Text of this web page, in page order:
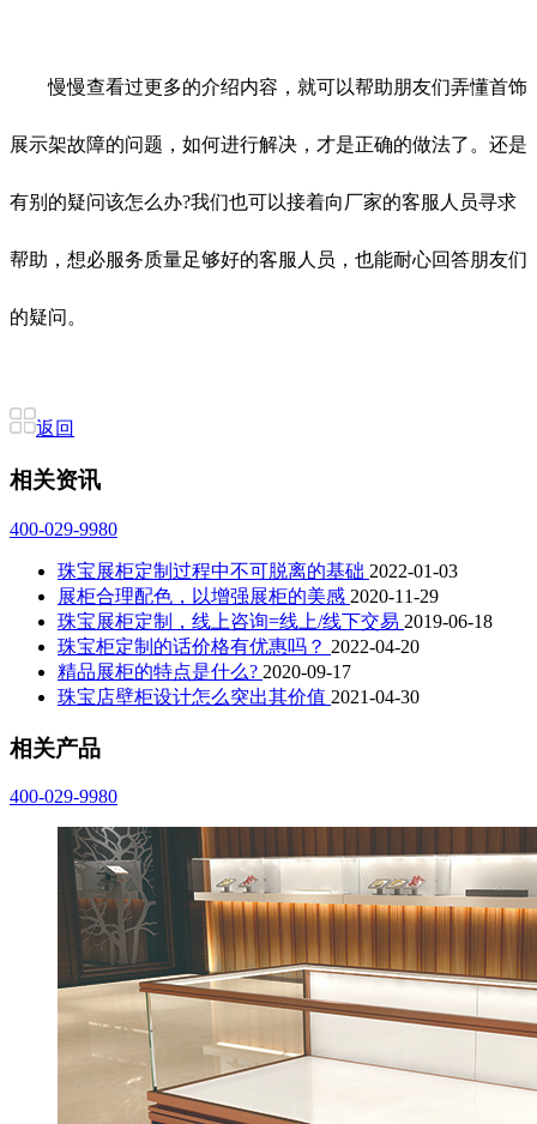
慢慢查看过更多的介绍内容，就可以帮助朋友们弄懂首饰
展示架故障的问题，如何进行解决，才是正确的做法了。还是
有别的疑问该怎么办?我们也可以接着向厂家的客服人员寻求
帮助，想必服务质量足够好的客服人员，也能耐心回答朋友们
的疑问。
返回
相关资讯
400-029-9980
珠宝展柜定制过程中不可脱离的基础 2022-01-03
展柜合理配色，以增强展柜的美感 2020-11-29
珠宝展柜定制，线上咨询=线上/线下交易 2019-06-18
珠宝柜定制的话价格有优惠吗？ 2022-04-20
精品展柜的特点是什么? 2020-09-17
珠宝店壁柜设计怎么突出其价值 2021-04-30
相关产品
400-029-9980